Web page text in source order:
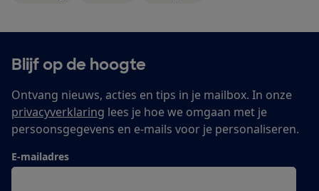
Blijf op de hoogte
Ontvang nieuws, acties en tips in je mailbox. In onze
privacyverklaring lees je hoe we omgaan met je
persoonsgegevens en e-mails voor je personaliseren.
E-mailadres